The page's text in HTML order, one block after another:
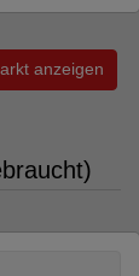
anzeigen